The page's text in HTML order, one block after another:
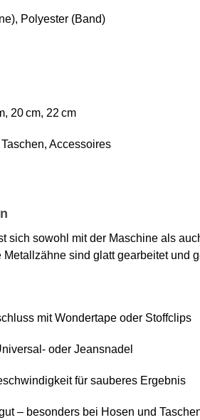
Polyester (Band)
20 cm, 22 cm
Accessoires
sich sowohl mit der Maschine als
Metallzähne sind glatt gearbeitet und
mit Wondertape oder Stoffclips
oder Jeansnadel
für sauberes Ergebnis
– besonders bei Hosen und